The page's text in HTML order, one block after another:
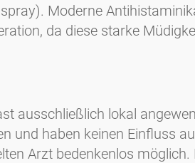
Moderne
da diese starke
ausschließlich lokal
und haben keinen Einfluss
Arzt bedenkenlos möglich.